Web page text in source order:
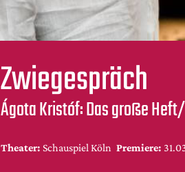
Zwiegespräch
Ágota Kristóf: Das große
Theater: Schauspiel Köln Premiere: